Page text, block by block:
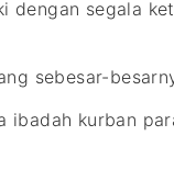
dengan segala
sebesar-
ibadah kurban